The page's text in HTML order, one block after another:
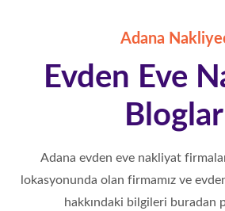
eşyalarınıza uygun aracı sizlerin
taşınma sürecinizi en uygun nakliyat
Adana parça eşya mini taşıma,
hizmetleri
Adana
Evden Eve
Adana evden eve nakliyat
lokasyonunda olan firmamız ve
hakkındaki bilgileri buradan